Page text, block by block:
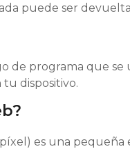
puede ser
de programa que
dispositivo.
es una